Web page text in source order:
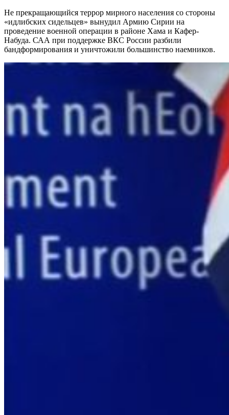
Не прекращающийся террор мирного населения со стороны
«идлибских сидельцев» вынудил Армию Сирии на
проведение военной операции в районе Хама и Кафер-
Набуда. САА при поддержке ВКС России разбили
бандформирования и уничтожили большинство наемников.